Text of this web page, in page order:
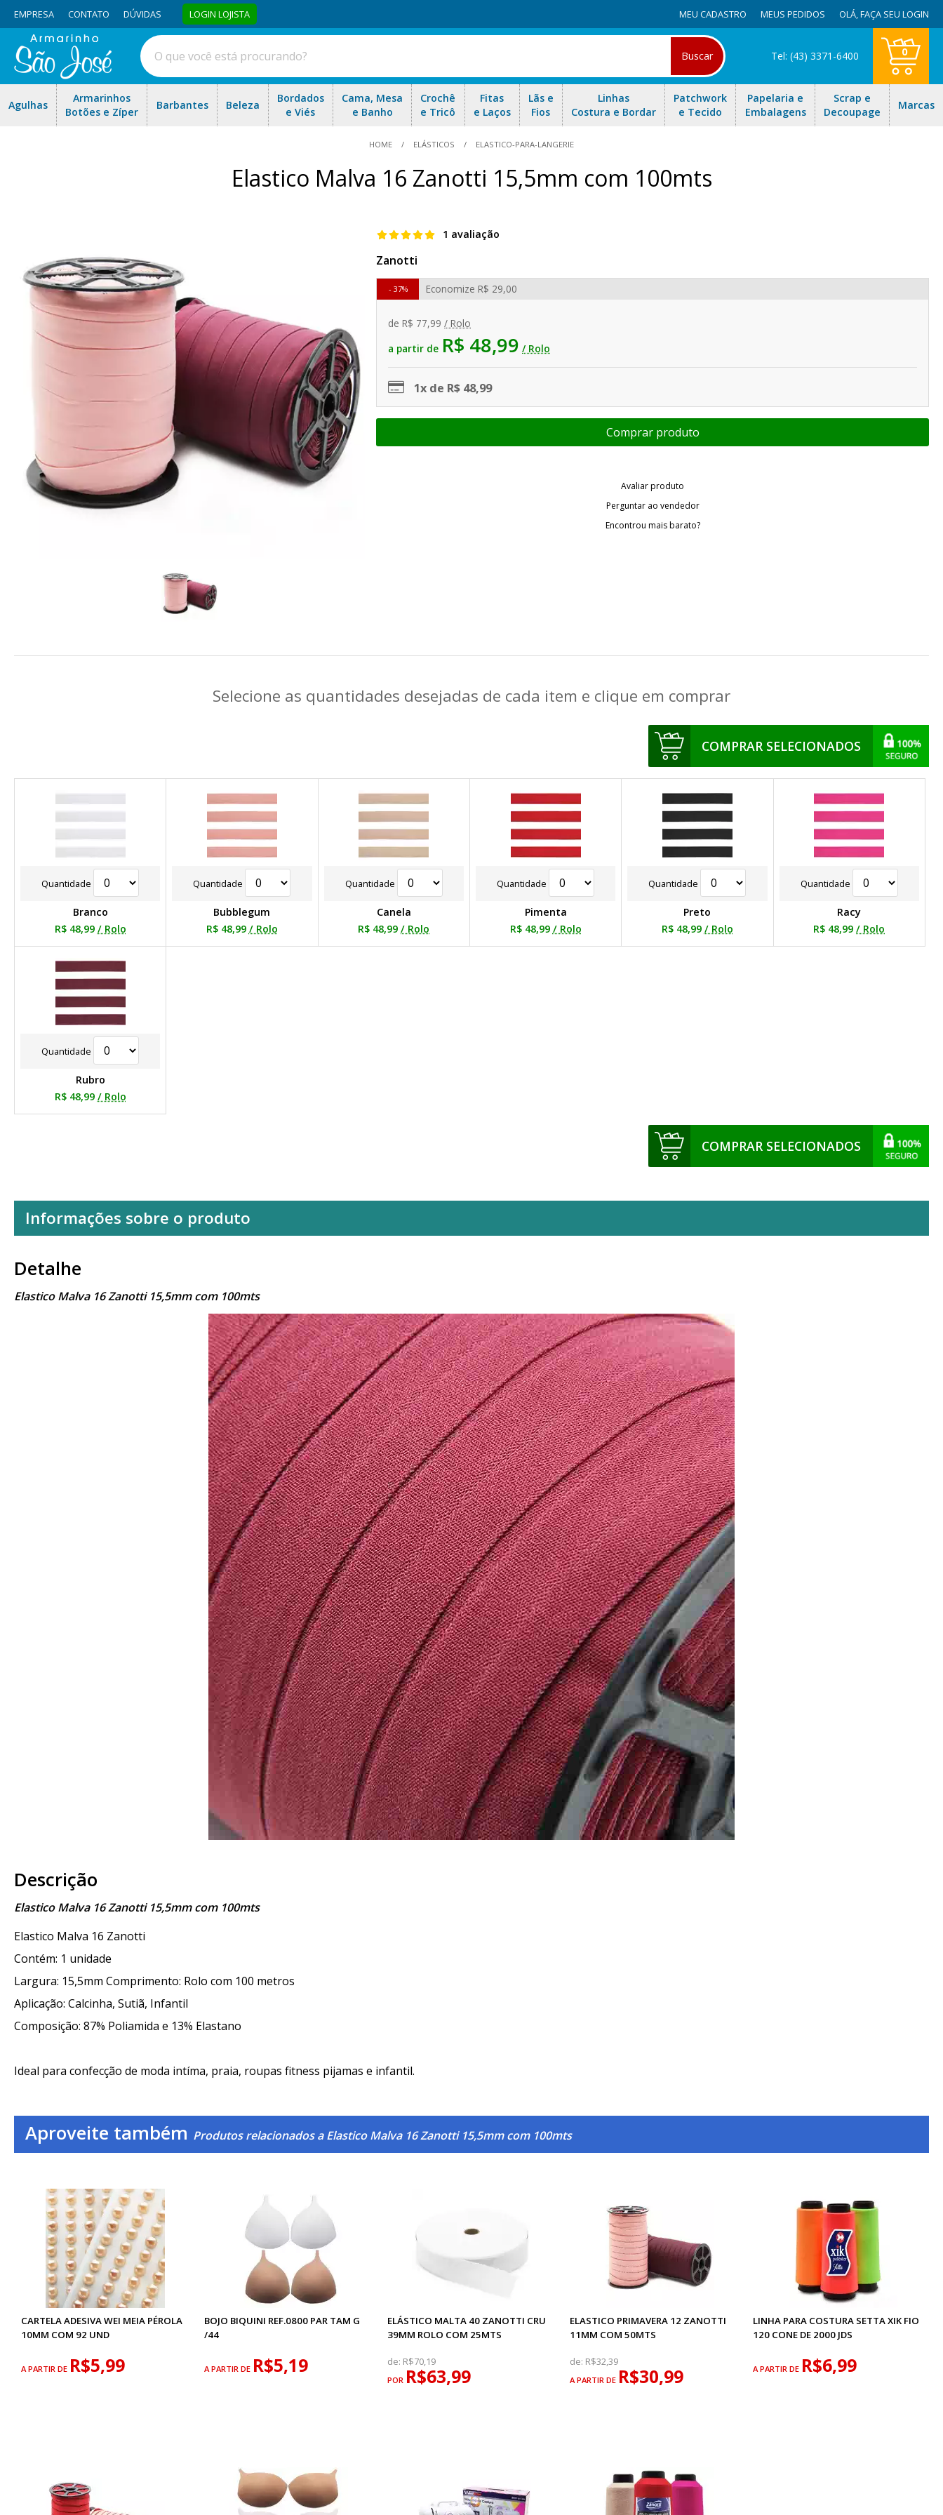
EMPRESA CONTATO DÚVIDAS LOGIN LOJISTA MEU CADASTRO MEUS PEDIDOS OLÁ,FAÇA SEU LOGIN
Buscar Tel: (43) 3371-6400 0
Agulhas
Armarinhos
Botões e Zíper
Barbantes Beleza
Bordados
e Viés
Cama, Mesa
e Banho
Crochê
e Tricô
Fitas
e Laços
Lãs e
Fios
Linhas
Costura e Bordar
Patchwork
e Tecido
Papelaria e
Embalagens
Scrap e
Decoupage
Marcas
HOME ELÁSTICOS ELASTICO-PARA-LANGERIE
Elastico Malva 16 Zanotti 15,5mm com 100mts
1 avaliação
Zanotti
de R$ 77,99 / Rolo
a partir de R$ 48,99 / Rolo
Economize R$ 29,00
37%
1x de R$ 48,99
Avaliar produto
Perguntar ao vendedor
Encontrou mais barato?
Selecione as quantidades desejadas de cada item e clique em comprar
COMPRAR SELECIONADOS
Quantidade
Branco
R$ 48,99 / Rolo
Quantidade
Bubblegum
R$ 48,99 / Rolo
Quantidade
Canela
R$ 48,99 / Rolo
Quantidade
Pimenta
R$ 48,99 / Rolo
Quantidade
Preto
R$ 48,99 / Rolo
Quantidade
Racy
R$ 48,99 / Rolo
Quantidade
Rubro
R$ 48,99 / Rolo
COMPRAR SELECIONADOS
Informações sobre o produto
Detalhe
Elastico Malva 16 Zanotti 15,5mm com 100mts
Descrição
Elastico Malva 16 Zanotti 15,5mm com 100mts
Elastico Malva 16 Zanotti
Contém: 1 unidade
Largura: 15,5mm Comprimento: Rolo com 100 metros
Aplicação: Calcinha, Sutiã, Infantil
Composição: 87% Poliamida e 13% Elastano
Ideal para confecção de moda intíma, praia, roupas fitness pijamas e infantil.
Aproveite também Produtos relacionados a Elastico Malva 16 Zanotti 15,5mm com 100mts
CARTELA ADESIVA WEI MEIA PÉROLA
10MM COM 92 UND
A PARTIR DE R$5,99
BOJO BIQUINI REF.0800 PAR TAM G
/44
A PARTIR DE R$5,19
ELÁSTICO MALTA 40 ZANOTTI CRU
39MM ROLO COM 25MTS
de: R$70,19
POR R$63,99
ELASTICO PRIMAVERA 12 ZANOTTI
11MM COM 50MTS
de: R$32,39
A PARTIR DE R$30,99
LINHA PARA COSTURA SETTA XIK FIO
120 CONE DE 2000 JDS
A PARTIR DE R$6,99